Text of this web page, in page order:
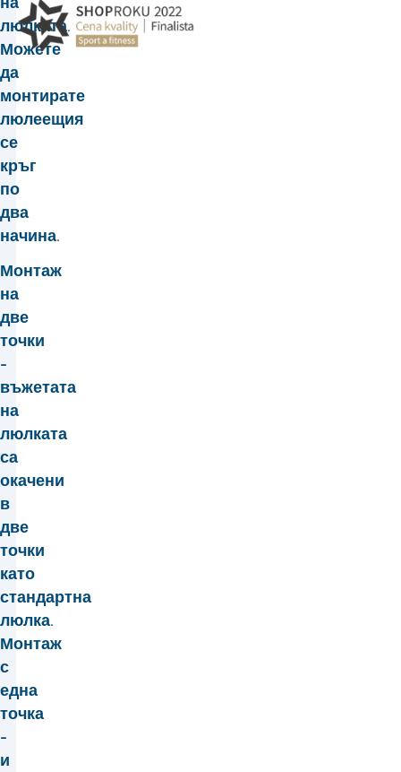
люлката.
Можете
да
монтирате
люлеещия
се
кръг
по
два
начина.
Монтаж
на
две
точки
-
въжетата
на
люлката
са
окачени
в
две
точки
като
стандартна
люлка.
Монтаж
с
една
точка
-
и